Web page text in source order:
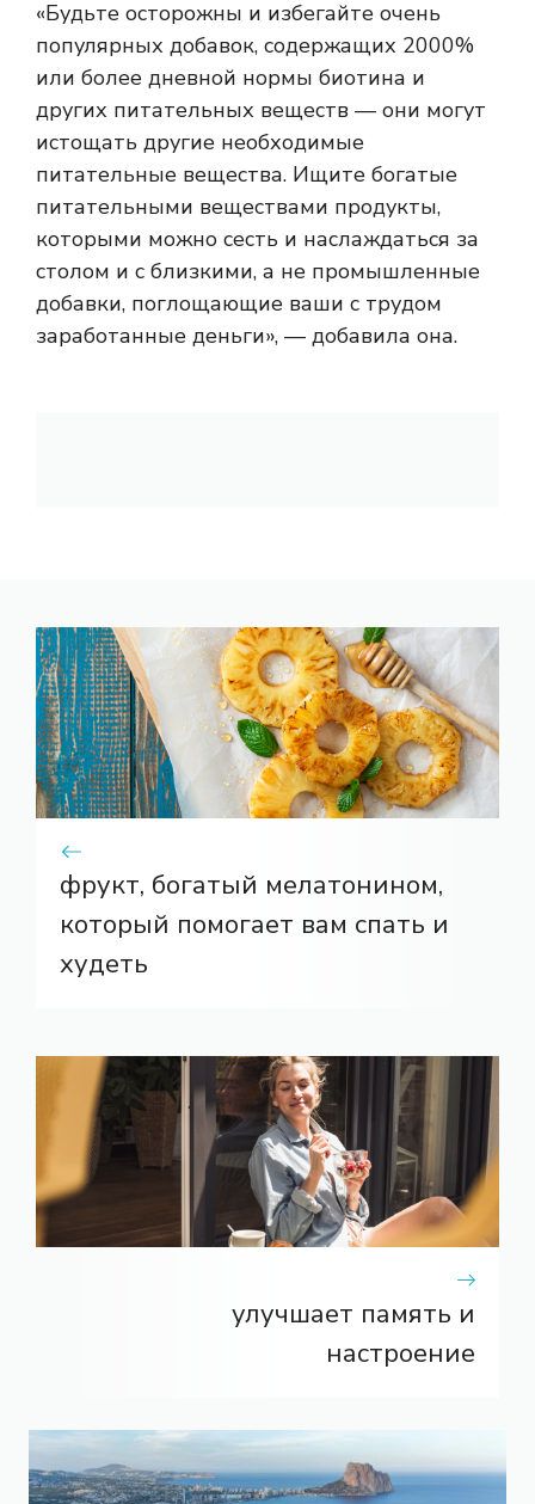
«Будьте осторожны и избегайте очень
популярных добавок, содержащих 2000%
или более дневной нормы биотина и
других питательных веществ — они могут
истощать другие необходимые
питательные вещества. Ищите богатые
питательными веществами продукты,
которыми можно сесть и наслаждаться за
столом и с близкими, а не промышленные
добавки, поглощающие ваши с трудом
заработанные деньги», — добавила она.
фрукт, богатый мелатонином,
который помогает вам спать и
худеть
улучшает память и
настроение